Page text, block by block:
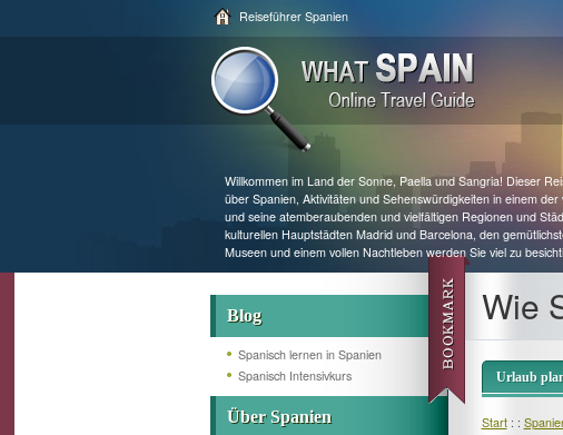
Reiseführer Spanien
Willkommen im Land der Sonne, Paella und Sangria! Dieser
über Spanien, Aktivitäten und Sehenswürdigkeiten in einem
und seine atemberaubenden und vielfältigen Regionen und
kulturellen Hauptstädten Madrid und Barcelona, den
Museen und einem vollen Nachtleben werden Sie viel zu
Blog
Spanisch lernen in Spanien
Spanisch Intensivkurs
Über Spanien
Wie
Urlaub
Start: :